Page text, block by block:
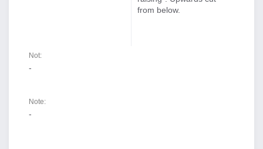
from below.
Not:
-
Note:
-